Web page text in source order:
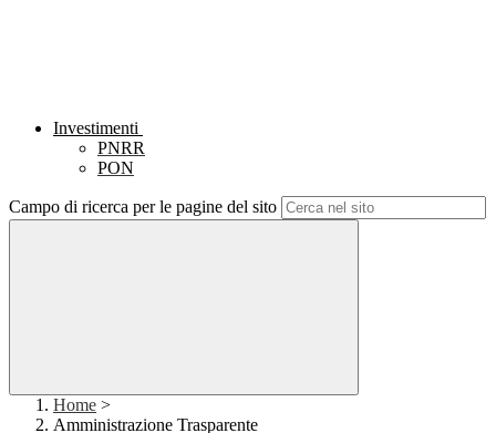
Investimenti
PNRR
PON
Campo di ricerca per le pagine del sito
Home >
Amministrazione Trasparente